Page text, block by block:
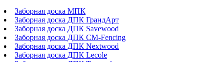
Заборная доска МПК
Заборная доска ДПК ГрандАрт
Заборная доска ДПК Savewood
Заборная доска ДПК CM-Fencing
Заборная доска ДПК Nextwood
Заборная доска ДПК Lecole